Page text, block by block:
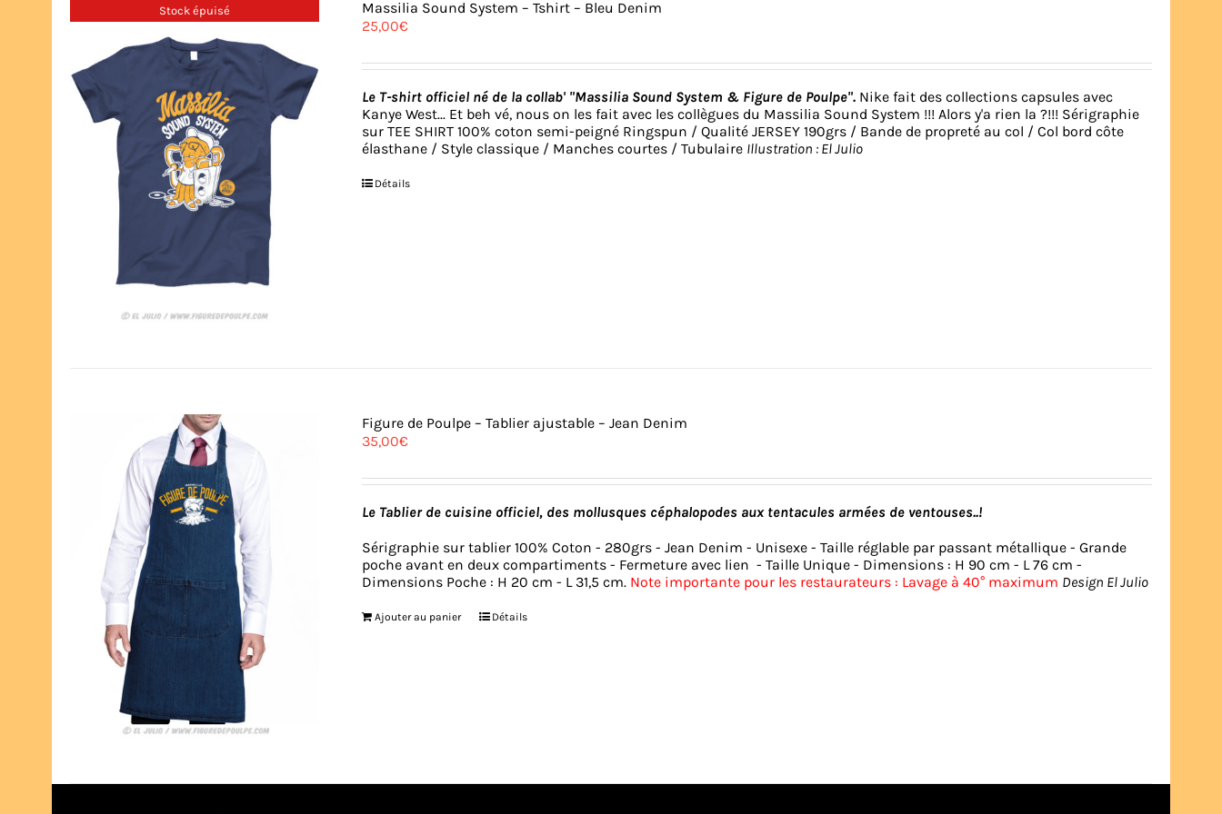
Stock épuisé
Massilia Sound System – Tshirt – Bleu Denim
25,00€
Le T-shirt officiel né de la collab' "Massilia Sound System & Figure de Poulpe". Nike fait des collections capsules avec
Kanye West... Et beh vé, nous on les fait avec les collègues du Massilia Sound System !!! Alors y'a rien la ?!!! Sérigraphie
sur TEE SHIRT 100% coton semi-peigné Ringspun / Qualité JERSEY 190grs / Bande de propreté au col / Col bord côte
élasthane / Style classique / Manches courtes / Tubulaire Illustration : El Julio
Détails
Figure de Poulpe – Tablier ajustable – Jean Denim
35,00€
Le Tablier de cuisine officiel, des mollusques céphalopodes aux tentacules armées de ventouses..!
Sérigraphie sur tablier 100% Coton - 280grs - Jean Denim - Unisexe - Taille réglable par passant métallique - Grande
poche avant en deux compartiments - Fermeture avec lien - Taille Unique - Dimensions : H 90 cm - L 76 cm -
Dimensions Poche : H 20 cm - L 31,5 cm. Note importante pour les restaurateurs : Lavage à 40° maximum Design El Julio
Ajouter au panier Détails